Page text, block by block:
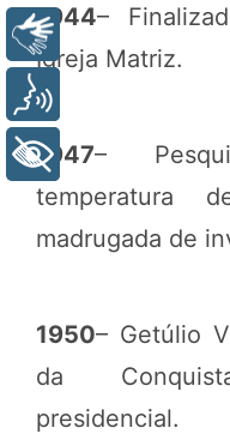
1944–
Igreja Matriz.
1947–
temperatura
madrugada de
1950– Getúlio
da
presidencial.
+ Acessibilidade